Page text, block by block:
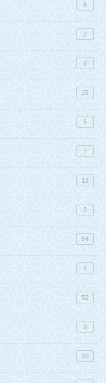
8
2
8
25
5
7
13
3
54
4
52
9
30